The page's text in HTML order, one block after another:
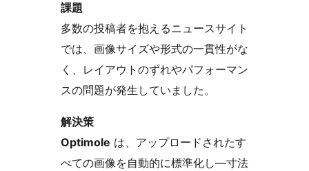
課題
多数の投稿者を抱えるニュースサイト
では、画像サイズや形式の一貫性がな
く、レイアウトのずれやパフォーマン
スの問題が発生していました。
解決策
Optimole は、アップロードされたす
べての画像を自動的に標準化し―寸法